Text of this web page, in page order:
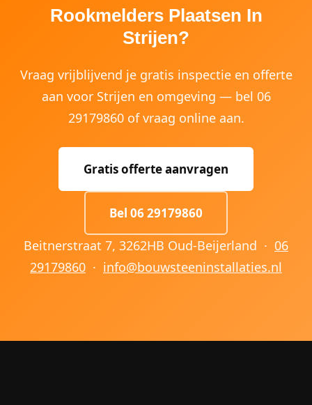
Rookmelders Plaatsen In
Strijen?
Vraag vrijblijvend je gratis inspectie en offerte
aan voor Strijen en omgeving — bel 06
29179860 of vraag online aan.
Gratis offerte aanvragen
Bel 06 29179860
Beitnerstraat 7, 3262HB Oud-Beijerland · 06
29179860 · info@bouwsteeninstallaties.nl